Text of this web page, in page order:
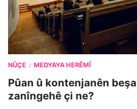
NÛÇE / MEDYAYA HERÊMÎ
Pûan û kontenjanên
zanîngehê çi ne?